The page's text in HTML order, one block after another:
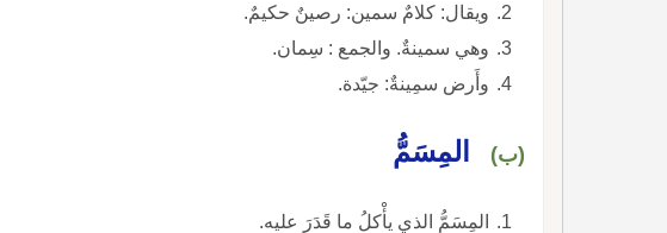
ويقال: كلامٌ سمين: رصينٌ حكيمٌ.
وهي سمينةٌ. والجمع : سِمان.
وأَرض سمِينةٌ: جيّدة.
(ب) المِسَمُّ
المِسَمُّ الذي يأْكلُ ما قَدَرَ عليه.